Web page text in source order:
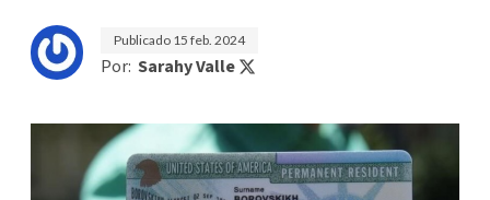
Publicado 15 feb. 2024
Por: Sarahy Valle